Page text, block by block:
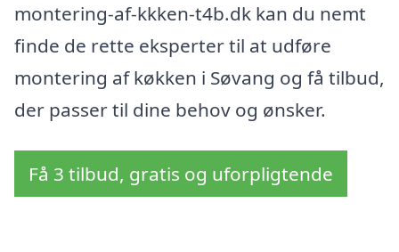
montering-af-kkken-t4b.dk kan du nemt
finde de rette eksperter til at udføre
montering af køkken i Søvang og få tilbud,
der passer til dine behov og ønsker.
Få 3 tilbud, gratis og uforpligtende